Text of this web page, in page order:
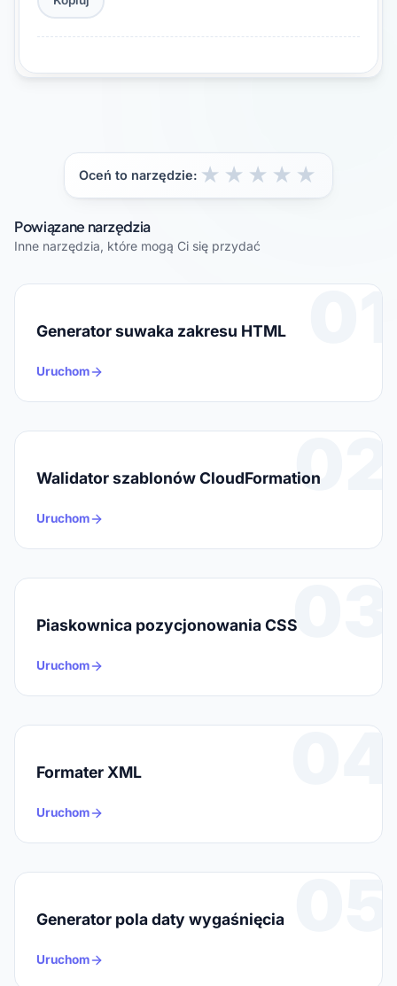
Oceń to narzędzie: ★
★
★
★
★
Powiązane narzędzia
Inne narzędzia, które mogą Ci się przydać
01
Generator suwaka zakresu HTML
Uruchom
02
Walidator szablonów CloudFormation
Uruchom
03
Piaskownica pozycjonowania CSS
Uruchom
04
Formater XML
Uruchom
05
Generator pola daty wygaśnięcia
Uruchom